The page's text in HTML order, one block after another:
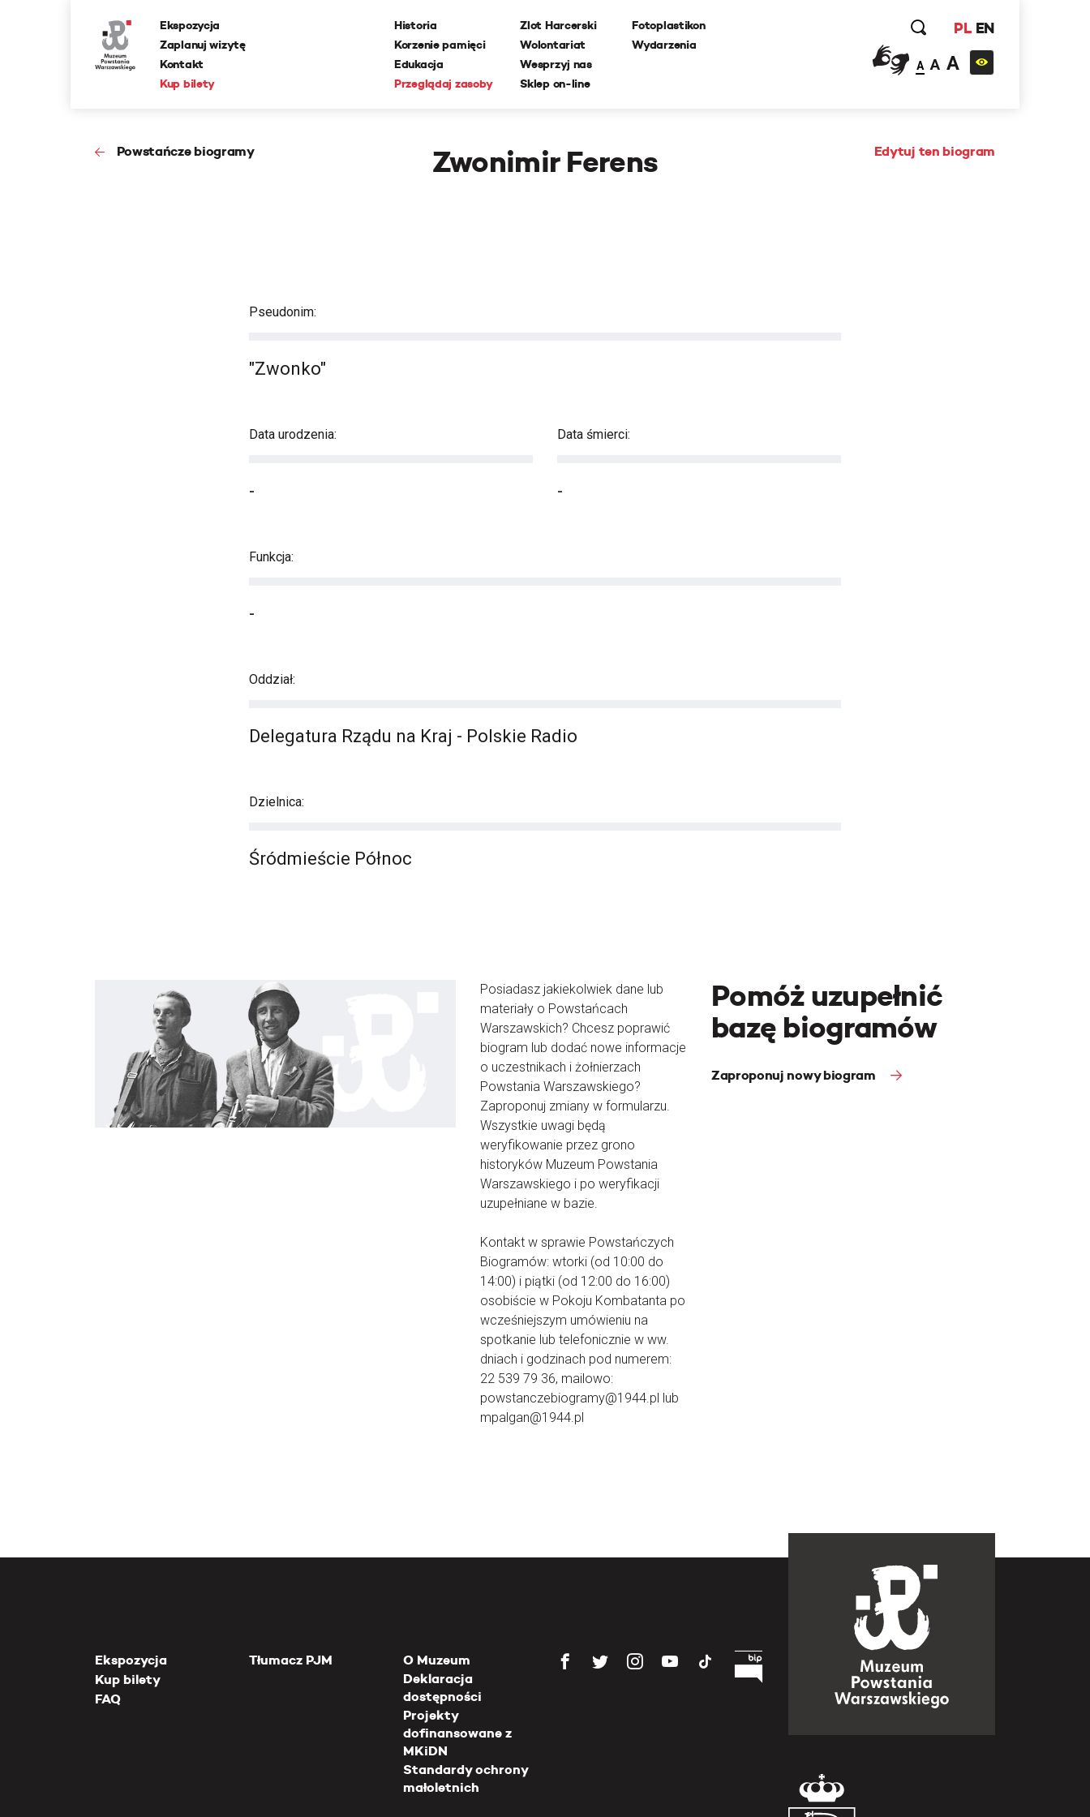
Ekspozycja
Zaplanuj wizytę
Kontakt
Kup bilety
Historia
Korzenie pamięci
Edukacja
Przeglądaj zasoby
Zlot Harcerski
Wolontariat
Wesprzyj nas
Sklep on-line
Fotoplastikon
Wydarzenia
PL EN
A A A
Powstańcze biogramy Edytuj ten biogram
Zwonimir Ferens
Pseudonim:
"Zwonko"
Data urodzenia:
-
Data śmierci:
-
Funkcja:
-
Oddział:
Delegatura Rządu na Kraj - Polskie Radio
Dzielnica:
Śródmieście Północ
Posiadasz jakiekolwiek dane lub
materiały o Powstańcach
Warszawskich? Chcesz poprawić
biogram lub dodać nowe informacje
o uczestnikach i żołnierzach
Powstania Warszawskiego?
Zaproponuj zmiany w formularzu.
Wszystkie uwagi będą
weryfikowanie przez grono
historyków Muzeum Powstania
Warszawskiego i po weryfikacji
uzupełniane w bazie.
Kontakt w sprawie Powstańczych
Biogramów: wtorki (od 10:00 do
14:00) i piątki (od 12:00 do 16:00)
osobiście w Pokoju Kombatanta po
wcześniejszym umówieniu na
spotkanie lub telefonicznie w ww.
dniach i godzinach pod numerem:
22 539 79 36, mailowo:
powstanczebiogramy@1944.pl lub
mpalgan@1944.pl
Pomóż uzupełnić
bazę biogramów
Zaproponuj nowy biogram
Ekspozycja
Kup bilety
FAQ
Tłumacz PJM
O Muzeum
Deklaracja
dostępności
Projekty
dofinansowane z
MKiDN
Standardy ochrony
małoletnich